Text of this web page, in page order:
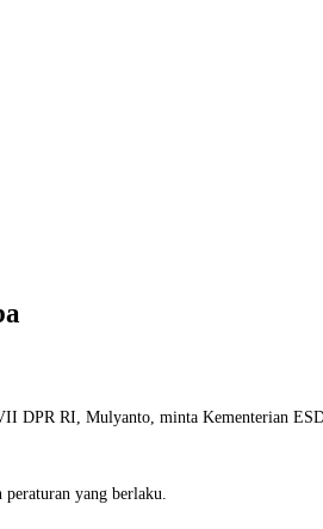
DPR RI, Mulyanto, minta Kementerian
peraturan yang berlaku.